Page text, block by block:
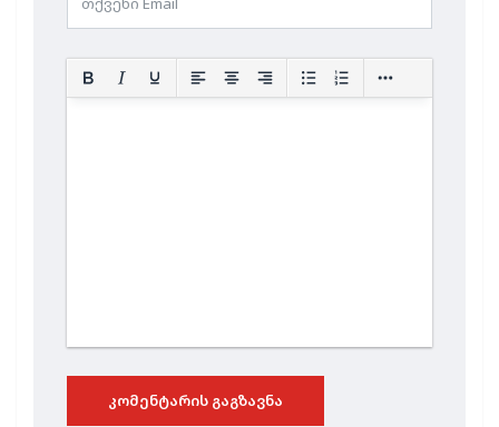
ᲙᲝᲛᲔᲜᲢᲐᲠᲘᲡ ᲒᲐᲒᲖᲐᲕᲜᲐ